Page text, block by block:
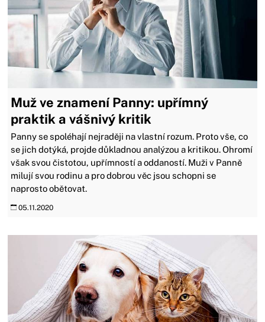
Muž ve znamení Panny: upřímný
praktik a vášnivý kritik
Panny se spoléhají nejraději na vlastní rozum. Proto vše, co
se jich dotýká, projde důkladnou analýzou a kritikou. Ohromí
však svou čistotou, upřímností a oddaností. Muži v Panně
milují svou rodinu a pro dobrou věc jsou schopni se
naprosto obětovat.
05.11.2020